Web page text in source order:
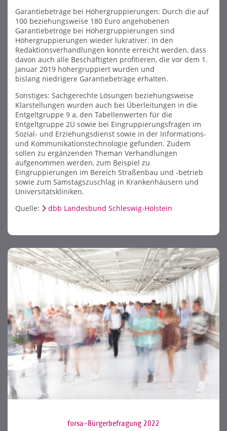
Garantiebeträge bei Höhergruppierungen: Durch die auf
100 beziehungsweise 180 Euro angehobenen
Garantiebetröge bei Höhergruppierungen sind
Höhergruppierungen wieder lukrativer. In den
Redaktionsverhandlungen konnte erreicht werden, dass
davon auch alle Beschäftigten profitieren, die vor dem 1.
Januar 2019 höhergruppiert wurden und
bislang niedrigere Garantiebeträge erhalten.
Sonstiges: Sachgerechte Lösungen beziehungsweise
Klarstellungen wurden auch bei Überleitungen in die
Entgeltgruppe 9 a, den Tabellenwerten für die
Entgeltgruppe 2Ü sowie bei Eingruppierungsfragen im
Sozial- und Erziehungsdienst sowie in der Informations-
und Kommunikationstechnologie gefunden. Zudem
sollen zu ergänzenden Theman Verhandlungen
aufgenommen werden, zum Beispiel zu
Eingruppierungen im Bereich Straßenbau und -betrieb
sowie zum Samstagszuschlag in Krankenhäusern und
Universitätskliniken.
Quelle:
dbb Landesbund Schleswig-Holstein
forsa-Bürgerbefragung 2022